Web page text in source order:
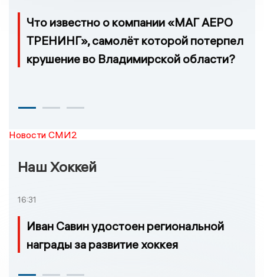
Что известно о компании «МАГ АЕРО
ТРЕНИНГ», самолёт которой потерпел
крушение во Владимирской области?
Новости СМИ2
Наш Хоккей
16:31
Иван Савин удостоен региональной
награды за развитие хоккея